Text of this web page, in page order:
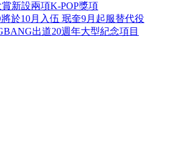
新設兩項K-POP獎項
於10月入伍 珉奎9月起服替代役
出道20週年大型紀念項目